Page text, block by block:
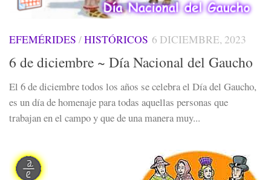
EFEMÉRIDES /HISTÓRICOS 6 DICIEMBRE, 2023
6 de diciembre ~ Día Nacional del Gaucho
El 6 de diciembre todos los años se celebra el Día del Gaucho,
es un día de homenaje para todas aquellas personas que
trabajan en el campo y que de una manera muy...